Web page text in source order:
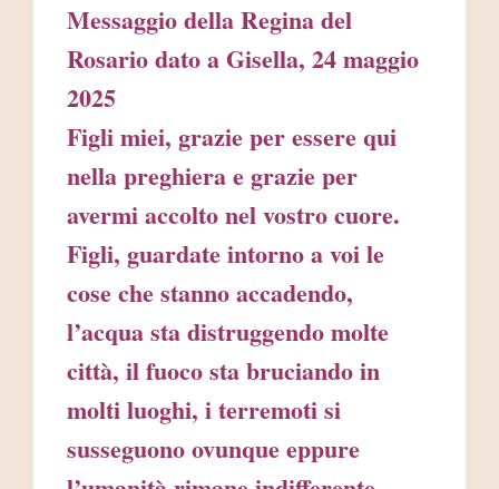
Messaggio della Regina del
Rosario dato a Gisella, 24 maggio
2025
Figli miei, grazie per essere qui
nella preghiera e grazie per
avermi accolto nel vostro cuore.
Figli, guardate intorno a voi le
cose che stanno accadendo,
l’acqua sta distruggendo molte
città, il fuoco sta bruciando in
molti luoghi, i terremoti si
susseguono ovunque eppure